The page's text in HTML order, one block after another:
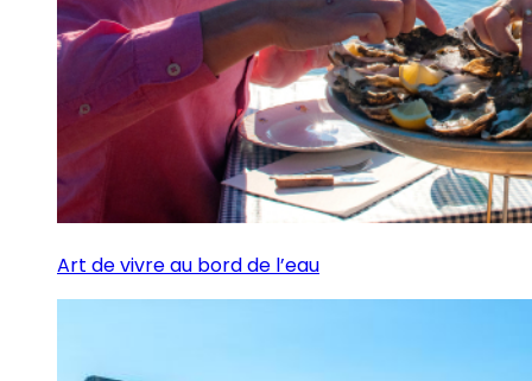
Art de vivre au bord de l’eau